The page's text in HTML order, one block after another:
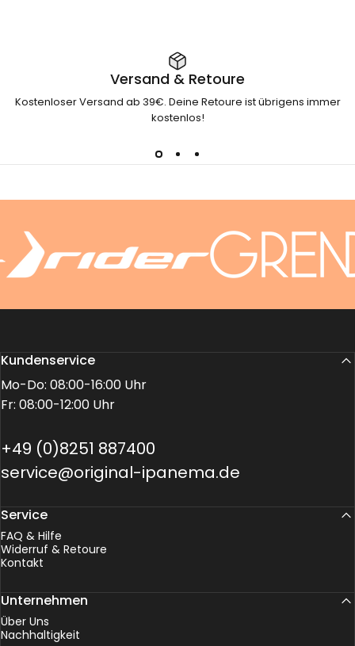
Versand & Retoure
Kostenloser Versand ab 39€. Deine Retoure ist übrigens immer
kostenlos!
Kundenservice
Mo-Do: 08:00-16:00 Uhr
Fr: 08:00-12:00 Uhr
+49 (0)8251 887400
service@original-ipanema.de
Service
FAQ & Hilfe
Widerruf & Retoure
Kontakt
Unternehmen
Über Uns
Nachhaltigkeit